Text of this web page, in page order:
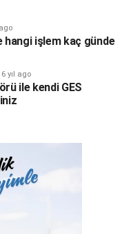
hangi işlem kaç günde
6 yıl ago
ile kendi GES